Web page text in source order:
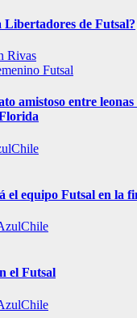
Libertadores de Futsal?
Rivas
Futsal
amistoso entre
el equipo Futsal en la
el Futsal